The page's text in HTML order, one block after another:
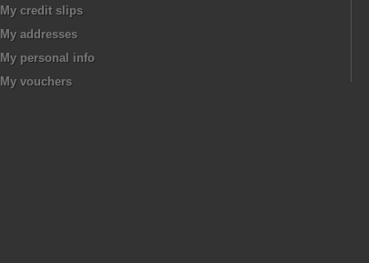
My credit slips
My addresses
My personal info
My vouchers